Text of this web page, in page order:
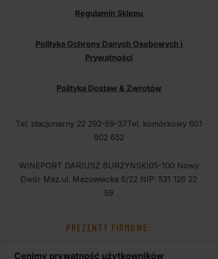
Cenimy prywatność użytkowników
Regulamin Sklepu
Polityka Ochrony Danych Osobowych i
Prywatności
Polityka Dostaw & Zwrotów
Tel. stacjonarny 22 292-59-37Tel. komórkowy 601
602 652
WINEPORT DARIUSZ BURZYŃSKI05-100 Nowy
Dwór Maz.ul. Mazowiecka 6/22 NIP: 531 126 22
59
PREZENTY FIRMOWE: